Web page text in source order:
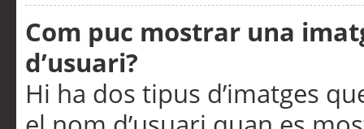
Com puc mostrar una
d’usuari?
Hi ha dos tipus d’imatges